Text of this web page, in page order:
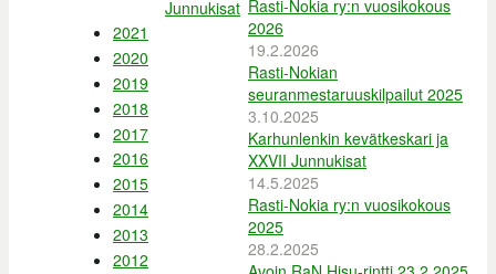
Junnukisat
2021
2020
2019
2018
2017
2016
2015
2014
2013
2012
Rasti-Nokia ry:n vuosikokous
2026
19.2.2026
Rasti-Nokian
seuranmestaruuskilpailut 2025
3.10.2025
Karhunlenkin kevätkeskari ja
XXVII Junnukisat
14.5.2025
Rasti-Nokia ry:n vuosikokous
2025
28.2.2025